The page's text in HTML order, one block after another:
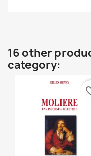
16 other
category: